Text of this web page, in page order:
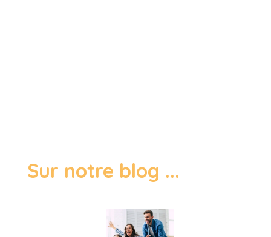
Sur notre blog ...